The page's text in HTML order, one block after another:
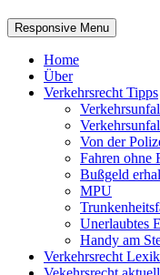
Responsive Menu
Home
Über
Verkehrsrecht Tipps
Von der
Fahren ohne
Bußgeld
MPU
Unerlaubtes
Handy am
Verkehrsrecht